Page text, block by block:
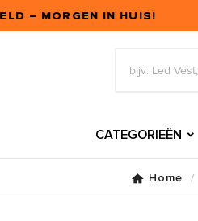
– MORGEN IN HUIS!
CATEGORIEËN
Home